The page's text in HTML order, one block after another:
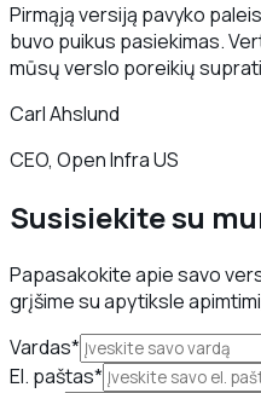
Pirmąją versiją pavyko
buvo puikus pasiekimas.
mūsų verslo poreikių
Carl Ahslund
CEO, Open Infra US
Susisiekite su
Papasakokite apie savo
grįšime su apytiksle
Vardas*
El. paštas*